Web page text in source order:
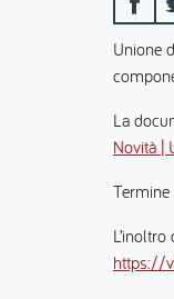
Unione
La
Novità |
https://